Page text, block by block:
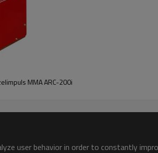
MMA ARC-200i
user behavior in order to constantly